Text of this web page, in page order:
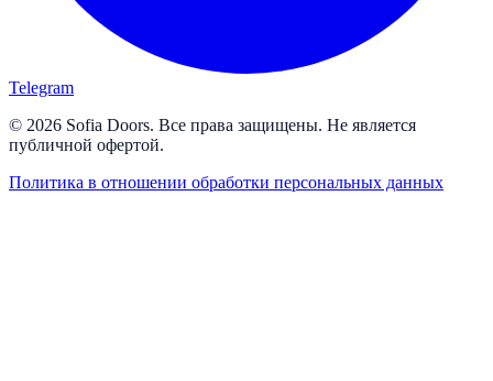
Telegram
© 2026 Sofia Doors. Все права защищены. Не является
публичной офертой.
Политика в отношении обработки персональных данных